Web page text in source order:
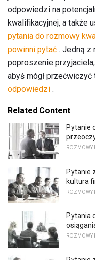
odpowiedzi na
kwalifikacyjnej, a także
pytania do rozmowy
powinni pytać . Jedną z
poproszenie
abyś mógł
odpowiedzi .
Related Content
Pytanie
ROZMOWY
Pytanie
kultura
ROZMOWY
Pytania
ROZMOWY